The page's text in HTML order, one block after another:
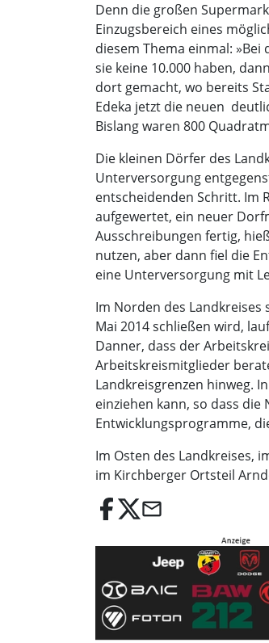
Denn die großen
Einzugsbereich eines
diesem Thema einmal:
sie keine 10.000 haben,
dort gemacht, wo bereits
Edeka jetzt die neuen 
Bislang waren 800
Die kleinen Dörfer des
Unterversorgung
entscheidenden Schritt. Im
aufgewertet, ein neuer
Ausschreibungen fertig,
nutzen, aber dann fiel die
eine Unterversorgung mit
Im Norden des
Mai 2014 schließen wird,
Danner, dass der
Arbeitskreismitglieder
Landkreisgrenzen hinweg.
einziehen kann, so dass die
Entwicklungsprogramme,
Im Osten des Landkreises,
im Kirchberger Ortsteil
email